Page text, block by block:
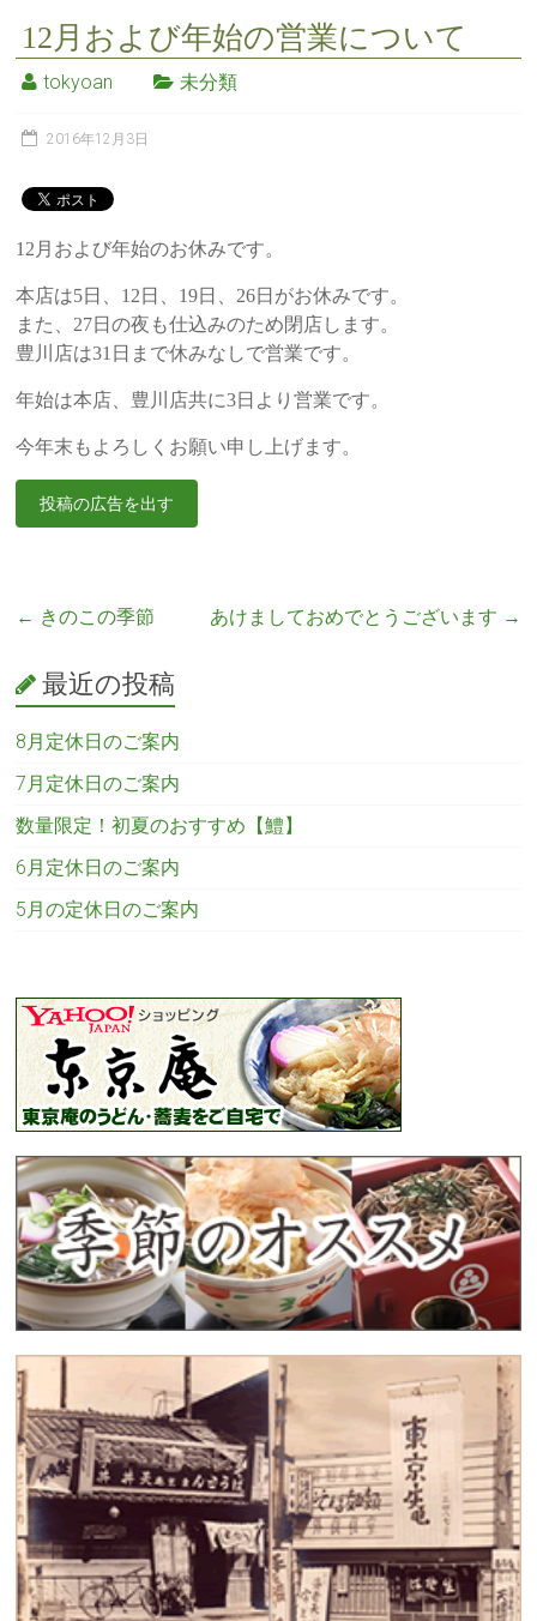
12月および年始の営業について
tokyoan 未分類
2016年12月3日
12月および年始のお休みです。
本店は5日、12日、19日、26日がお休みです。
また、27日の夜も仕込みのため閉店します。
豊川店は31日まで休みなしで営業です。
年始は本店、豊川店共に3日より営業です。
今年末もよろしくお願い申し上げます。
投稿の広告を出す
← きのこの季節 あけましておめでとうございます →
最近の投稿
8月定休日のご案内
7月定休日のご案内
数量限定！初夏のおすすめ【鱧】
6月定休日のご案内
5月の定休日のご案内